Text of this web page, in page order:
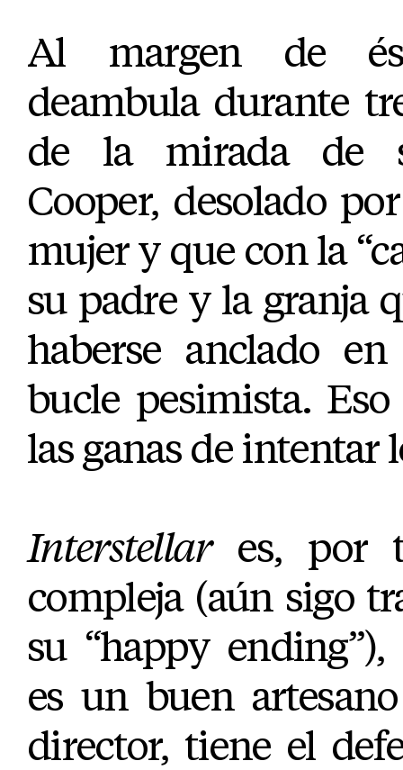
Al margen de
deambula durante
de la mirada de
Cooper, desolado
mujer y que con la
su padre y la granja
haberse anclado
bucle pesimista.
las ganas de intentar
Interstellares, por
compleja (aún sigo
su “happy
es un buen
director, tiene el